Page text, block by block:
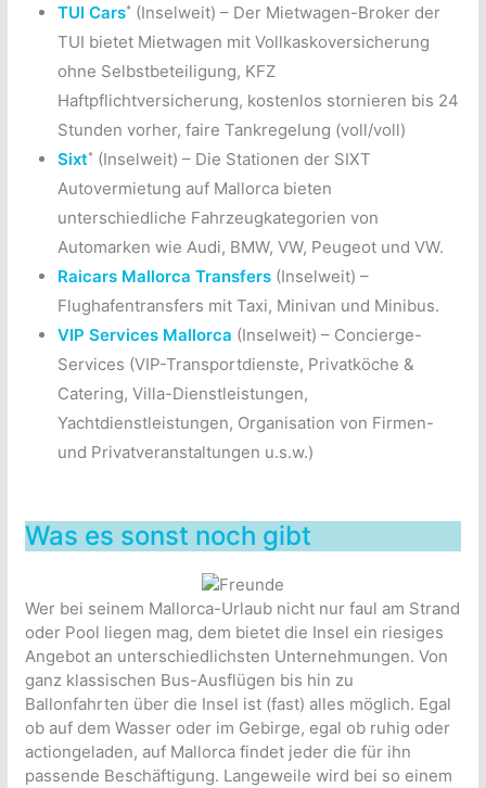
TUI Cars*(Inselweit) – Der Mietwagen-Broker der
TUI bietet Mietwagen mit Vollkaskoversicherung
ohne Selbstbeteiligung, KFZ
Haftpflichtversicherung, kostenlos stornieren bis 24
Stunden vorher, faire Tankregelung (voll/voll)
Sixt*(Inselweit) – Die Stationen der SIXT
Autovermietung auf Mallorca bieten
unterschiedliche Fahrzeugkategorien von
Automarken wie Audi, BMW, VW, Peugeot und VW.
Raicars Mallorca Transfers(Inselweit) –
Flughafentransfers mit Taxi, Minivan und Minibus.
VIP Services Mallorca (Inselweit) – Concierge-
Services (VIP-Transportdienste, Privatköche &
Catering, Villa-Dienstleistungen,
Yachtdienstleistungen, Organisation von Firmen-
und Privatveranstaltungen u.s.w.)
Was es sonst noch gibt
Wer bei seinem Mallorca-Urlaub nicht nur faul am Strand
oder Pool liegen mag, dem bietet die Insel ein riesiges
Angebot an unterschiedlichsten Unternehmungen. Von
ganz klassischen Bus-Ausflügen bis hin zu
Ballonfahrten über die Insel ist (fast) alles möglich. Egal
ob auf dem Wasser oder im Gebirge, egal ob ruhig oder
actiongeladen, auf Mallorca findet jeder die für ihn
passende Beschäftigung. Langeweile wird bei so einem